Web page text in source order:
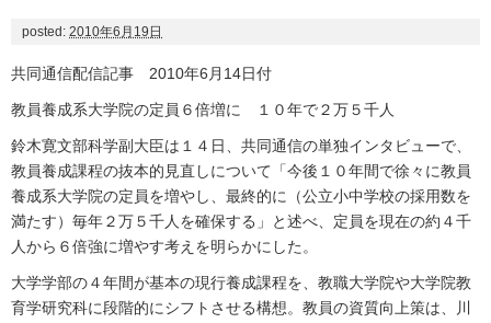
posted: 2010年6月19日
共同通信配信記事 2010年6月14日付
教員養成系大学院の定員６倍増に １０年で２万５千人
鈴木寛文部科学副大臣は１４日、共同通信の単独インタビューで、
教員養成課程の抜本的見直しについて「今後１０年間で徐々に教員
養成系大学院の定員を増やし、最終的に（公立小中学校の採用数を
満たす）毎年２万５千人を確保する」と述べ、定員を現在の約４千
人から６倍強に増やす考えを明らかにした。
大学学部の４年間が基本の現行養成課程を、教職大学院や大学院教
育学研究科に段階的にシフトさせる構想。教員の資質向上策は、川